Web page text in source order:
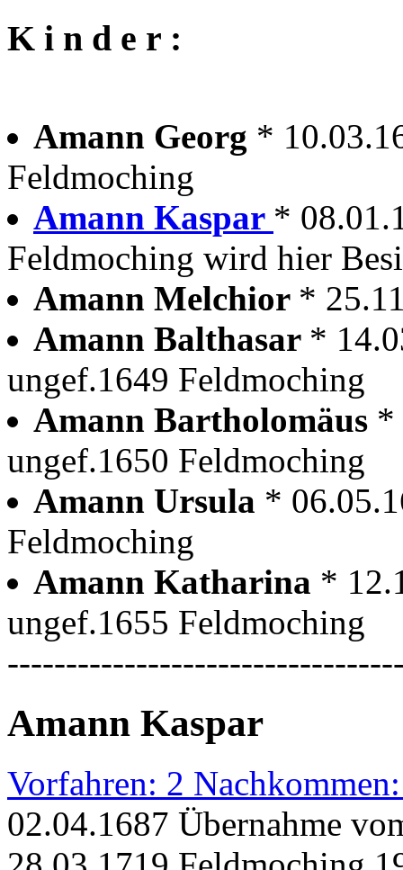
K i n d e r :
Amann Georg *
Feldmoching
Amann Kaspar *
Feldmoching wird hier
Amann Melchior *
Amann Balthasar *
ungef.1649 Feldmoching
Amann Bartholomäus *
ungef.1650 Feldmoching
Amann Ursula *
Feldmoching
Amann Katharina *
ungef.1655 Feldmoching
Amann Kaspar
Vorfahren: 2
02.04.1687 Übernahme